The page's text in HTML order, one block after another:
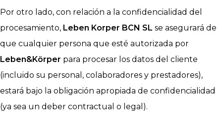
Por otro lado, con relación a la confidencialidad del
procesamiento, Leben Korper BCN SL se asegurará de
que cualquier persona que esté autorizada por
Leben&Körper para procesar los datos del cliente
(incluido su personal, colaboradores y prestadores),
estará bajo la obligación apropiada de confidencialidad
(ya sea un deber contractual o legal).